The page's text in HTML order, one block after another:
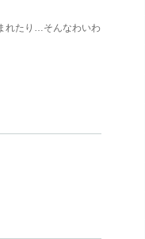
れたり…そんなわいわ